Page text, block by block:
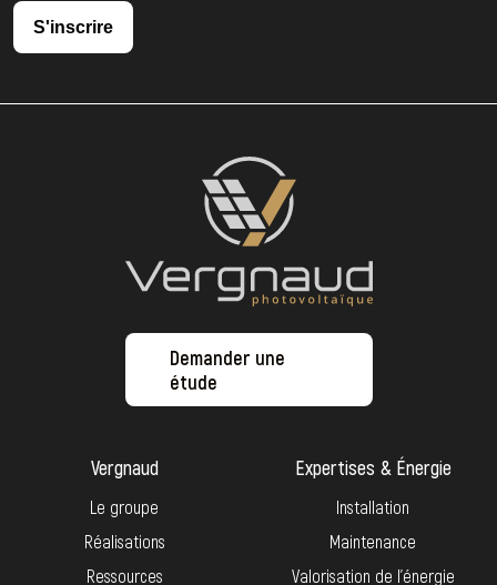
S'inscrire
Demander une
étude
Vergnaud
Le groupe
Réalisations
Ressources
Expertises & Énergie
Installation
Maintenance
Valorisation de l’énergie